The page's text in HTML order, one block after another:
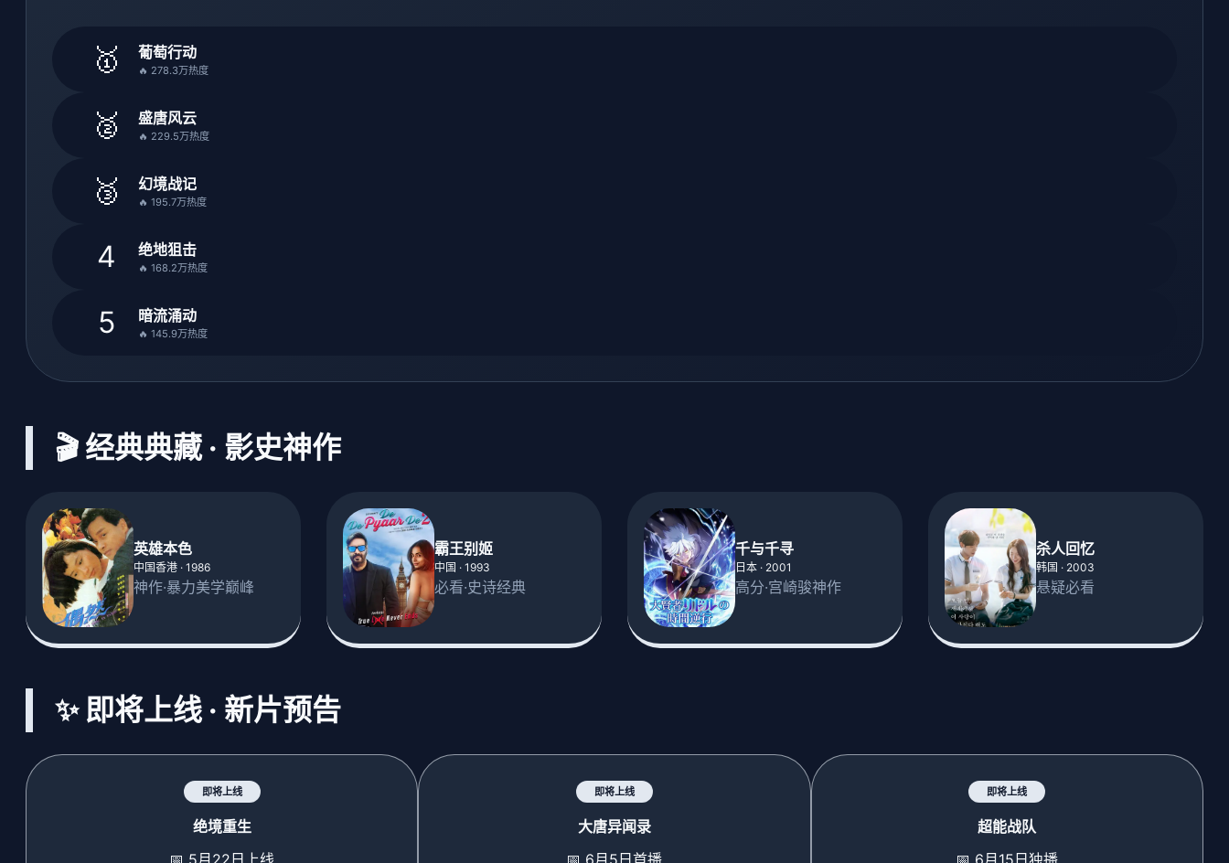
🥇 葡萄行动
🔥 278.3万热度
🥈 盛唐风云
🔥 229.5万热度
🥉 幻境战记
🔥 195.7万热度
4 绝地狙击
🔥 168.2万热度
5 暗流涌动
🔥 145.9万热度
🎬 经典典藏 · 影史神作
英雄本色
中国香港 · 1986
神作·暴力美学巅峰
霸王别姬
中国 · 1993
必看·史诗经典
千与千寻
日本 · 2001
高分·宫崎骏神作
杀人回忆
韩国 · 2003
悬疑必看
✨ 即将上线 · 新片预告
即将上线
绝境重生
📅 5月22日上线
即将上线
大唐异闻录
📅 6月5日首播
即将上线
超能战队
📅 6月15日独播